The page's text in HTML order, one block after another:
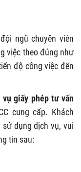
ngũ chuyên viên
việc theo đúng như
độ công việc đến
vụ giấy phép tư vấn
cung cấp. Khách
dụng dịch vụ, vui
tin sau: